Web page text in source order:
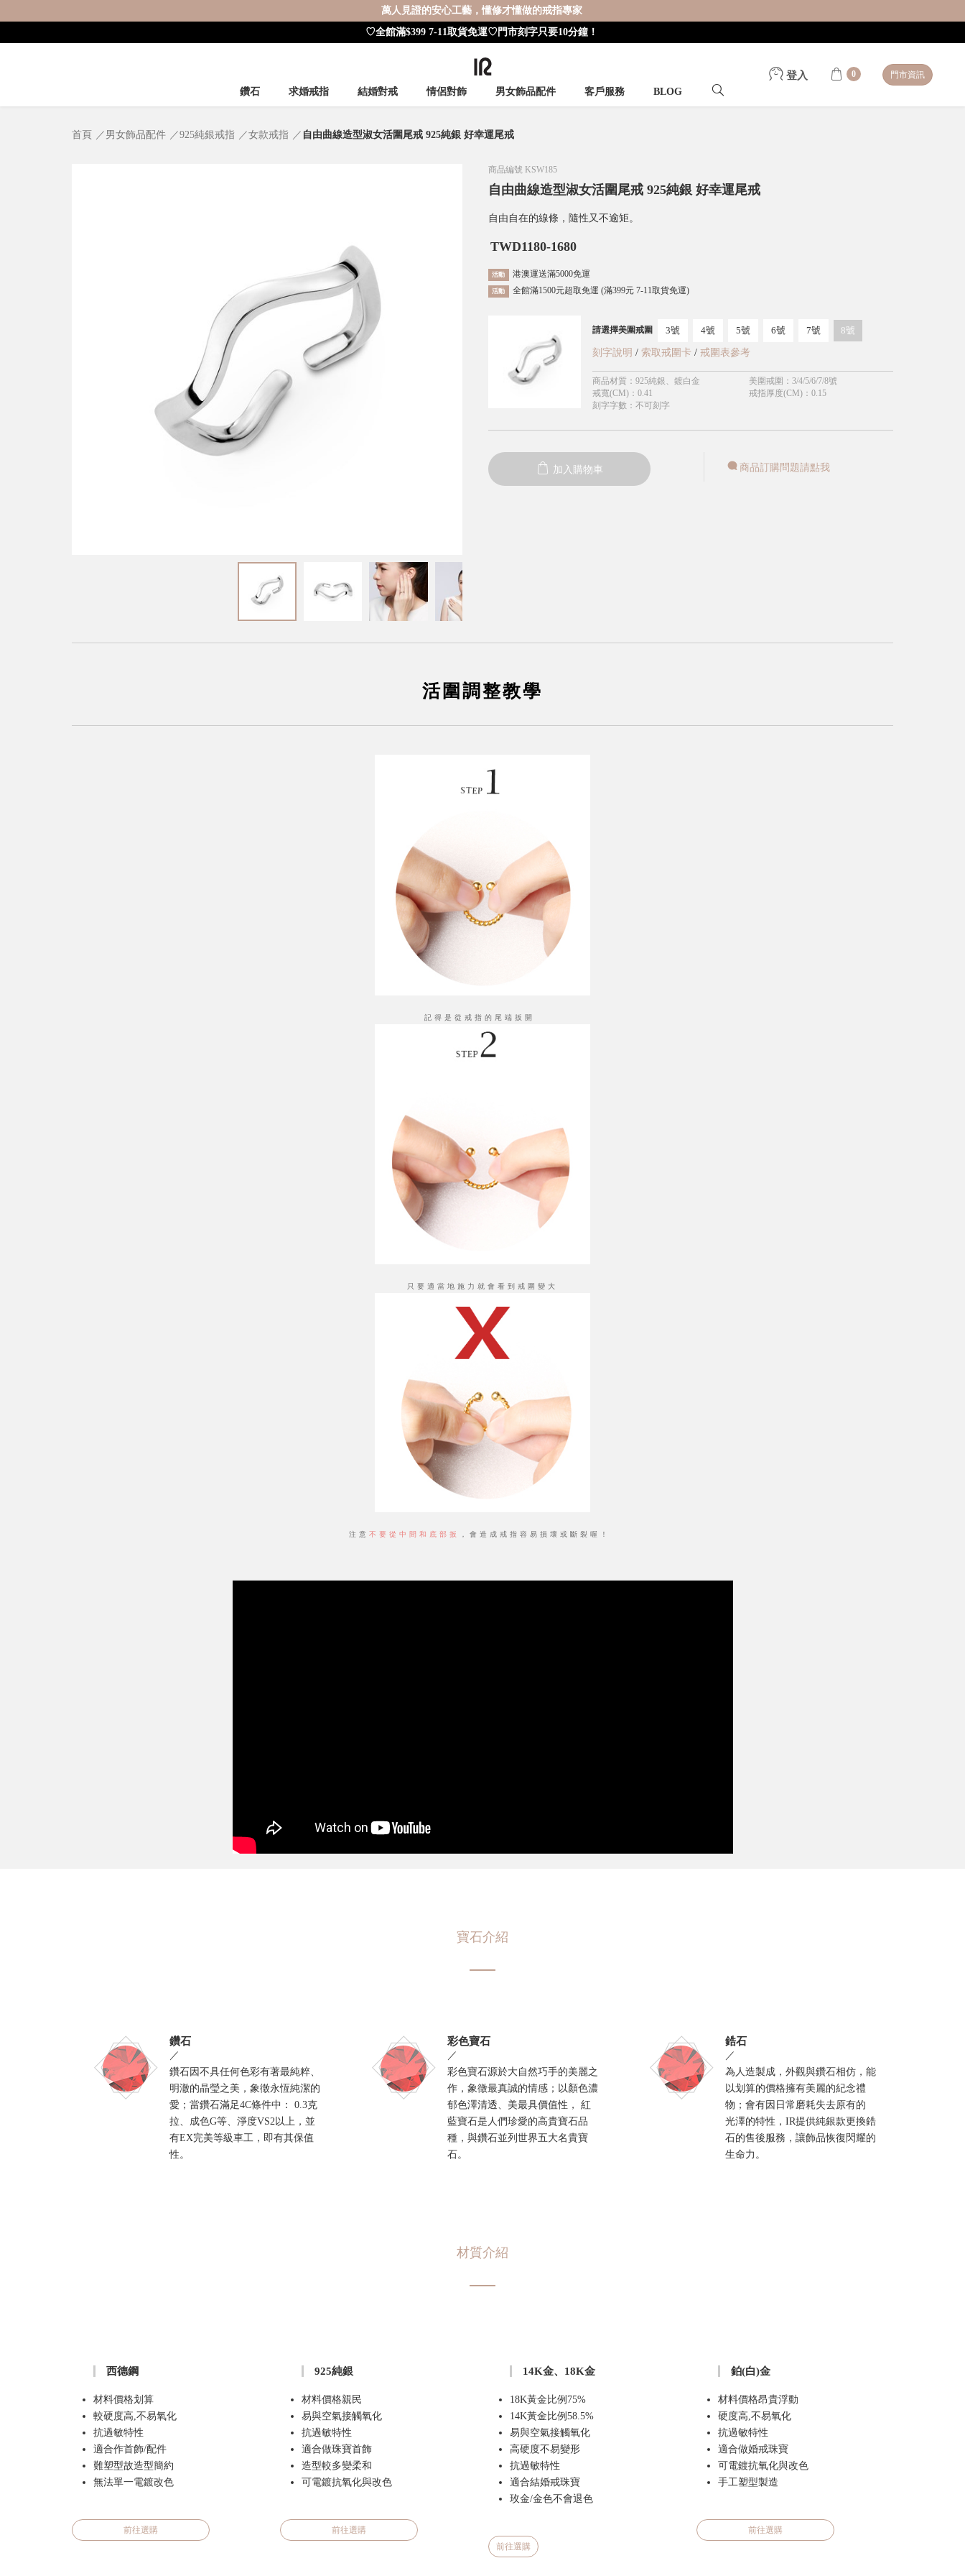
萬人見證的安心工藝，懂修才懂做的戒指專家
♡全館滿$399 7-11取貨免運♡門市刻字只要10分鐘！
鑽石 求婚戒指 結婚對戒 情侶對飾 男女飾品配件 客戶服務 BLOG
登入 0 門市資訊
首頁 男女飾品配件 925純銀戒指 女款戒指 自由曲線造型淑女活圍尾戒 925純銀 好幸運尾戒
商品編號 KSW185
自由曲線造型淑女活圍尾戒 925純銀 好幸運尾戒
自由自在的線條，隨性又不逾矩。
TWD1180-1680
活動 港澳運送滿5000免運
活動 全館滿1500元超取免運 (滿399元 7-11取貨免運)
請選擇美圍戒圍 3號 4號 5號 6號 7號 8號
刻字說明 / 索取戒圍卡 / 戒圍表參考
商品材質 ： 925純銀、鍍白金 美圍戒圍 ： 3/4/5/6/7/8號
戒寬(CM) ： 0.41 戒指厚度(CM)： 0.15
刻字字數 ： 不可刻字
加入購物車 商品訂購問題請點我
活圍調整教學
記得是從戒指的尾端扳開
只要適當地施力就會看到戒圍變大
注意 不要從中間和底部扳 ，會造成戒指容易損壞或斷裂喔！
寶石介紹
鑽石
／
鑽石因不具任何色彩有著最純粹、
明澈的晶瑩之美，象徵永恆純潔的
愛；當鑽石滿足4C條件中： 0.3克
拉、成色G等、淨度VS2以上，並
有EX完美等級車工，即有其保值
性。
彩色寶石
／
彩色寶石源於大自然巧手的美麗之
作，象徵最真誠的情感；以顏色濃
郁色澤清透、美最具價值性， 紅
藍寶石是人們珍愛的高貴寶石品
種，與鑽石並列世界五大名貴寶
石。
鋯石
／
為人造製成，外觀與鑽石相仿，能
以划算的價格擁有美麗的紀念禮
物；會有因日常磨耗失去原有的
光澤的特性，IR提供純銀款更換鋯
石的售後服務，讓飾品恢復閃耀的
生命力。
材質介紹
西德鋼
材料價格划算
較硬度高,不易氧化
抗過敏特性
適合作首飾/配件
難塑型故造型簡約
無法單一電鍍改色
前往選購
925純銀
材料價格親民
易與空氣接觸氧化
抗過敏特性
適合做珠寶首飾
造型較多變柔和
可電鍍抗氧化與改色
前往選購
14K金、18K金
18K黃金比例75%
14K黃金比例58.5%
易與空氣接觸氧化
高硬度不易變形
抗過敏特性
適合結婚戒珠寶
玫金/金色不會退色
前往選購
鉑(白)金
材料價格昂貴浮動
硬度高,不易氧化
抗過敏特性
適合做婚戒珠寶
可電鍍抗氧化與改色
手工塑型製造
前往選購